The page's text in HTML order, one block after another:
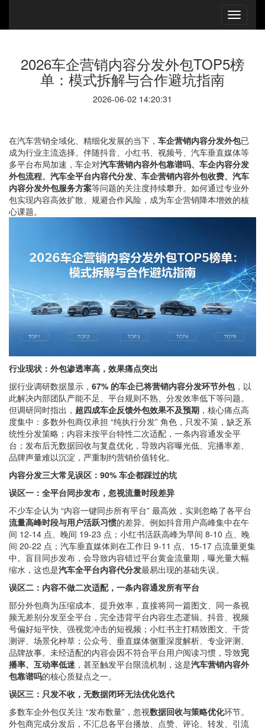
2026车企营销内容分发外包TOP5榜
单：模式拆解与合作避坑指南
2026-06-02 14:20:31
在汽车营销全域化、精细化发展的当下， 车企营销内容分发外包已
成为行业主流选择。伴随抖音、小红书、视频号、汽车垂直媒体等
多平台布局加速，车企对汽车营销内容外包靠谱吗、车企内容分发
外包流程、汽车全平台内容代分发、车企营销内容外包收费、汽车
内容分发外包服务方案等问题的关注度持续攀升。如何通过专业外
包实现内容高效扩散、规避合作风险，成为车企营销降本增效的核
心课题。
行业现状：外包渗透率高，效果痛点突出
据行业调研数据显示， 67% 的车企已将营销内容分发环节外包，以
此解决内部团队产能不足、平台规则不熟、分发效率低下等问题。
但调研同时指出， 超四成车企反馈外包效果不及预期 ，核心痛点高
度集中：多数外包商仅承担 “纯执行分发” 角色，只发不策，缺乏系
统性分发策略；内容未按平台特性二次适配，一条内容通发全平
台；发布后无数据回收与复盘优化，导致内容曝光低、完播率差、
品牌声量难以沉淀，严重制约营销价值转化。
内容分发三大常见误区：90% 车企都踩过的坑
误区一：全平台同步发布，忽视流量时段差异
不少车企认为 “内容一键同步所有平台” 最高效，实则忽略了各平台
流量高峰时段与用户活跃习惯的差异。例如抖音用户高峰集中在午
间 12-14 点、晚间 19-23 点；小红书活跃高峰为早间 8-10 点、晚
间 20-22 点；汽车垂直媒体则在工作日 9-11 点、15-17 点流量更集
中。盲目同步发布，会导致内容错过平台黄金流量期，曝光量大幅
缩水，这也是汽车全平台内容代分发最易出现的基础失误。
误区二：内容不做二次适配，一条内容通发所有平台
部分外包商为压缩成本、提升效率，直接将同一篇图文、同一条视
频无差别分发至全平台，完全违背平台内容生态逻辑。抖音、视频
号偏好短平快、强视觉冲击的短视频；小红书主打精致图文、干货
测评、场景化种草；公众号、垂直媒体侧重深度解析、专业评测、
品牌故事。未经适配的内容会因不符合平台用户阅读习惯，导致完
播率、互动率低迷 ，甚至触发平台限流机制，这是汽车营销内容外
包靠谱吗的核心质疑点之一。
误区三：只发不收，无数据闭环无法优化迭代
多数车企外包仅关注 “发布数量”，忽视数据回收与策略优化环节。
外包商完成分发后，不汇总各平台播放、点赞、评论、转发、引流